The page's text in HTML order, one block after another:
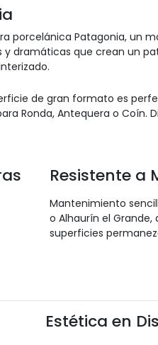
porcelánica Patagonia, un
dramáticas que crean un
de gran formato es
Ronda, Antequera o Coín.
Resistente a
Mantenimiento
o Alhaurín el
superficies
Estética en